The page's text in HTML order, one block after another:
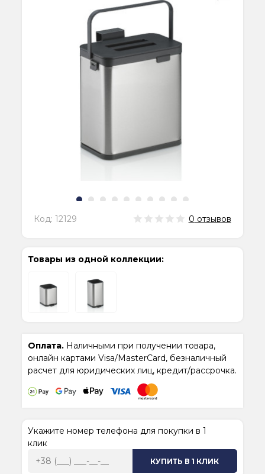
Код:12129 0 отзывов
Товары из одной коллекции:
Оплата. Наличными при получении товара,
онлайн картами Visa/MasterCard, безналичный
расчет для юридических лиц, кредит/рассрочка.
Укажите номер телефона для покупки в 1
клик
КУПИТЬ В 1 КЛИК